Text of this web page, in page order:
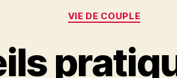
Catégories
VIE DE COUPLE